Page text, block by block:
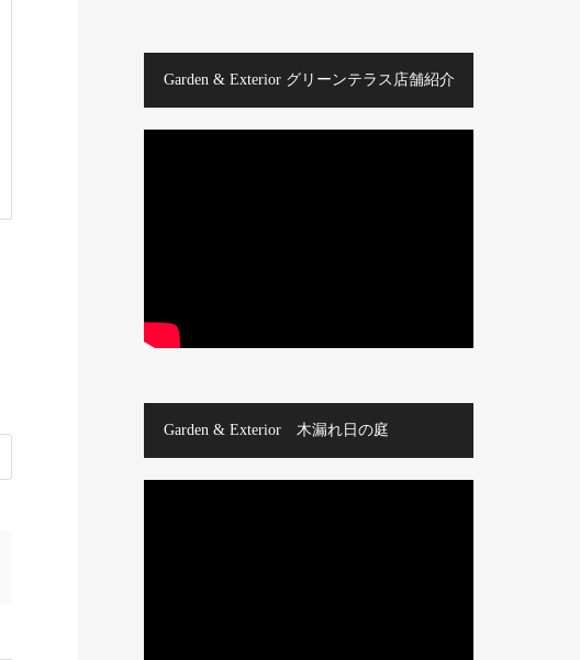
Garden & Exterior グリーンテラス店舗紹介
Garden & Exterior 木漏れ日の庭